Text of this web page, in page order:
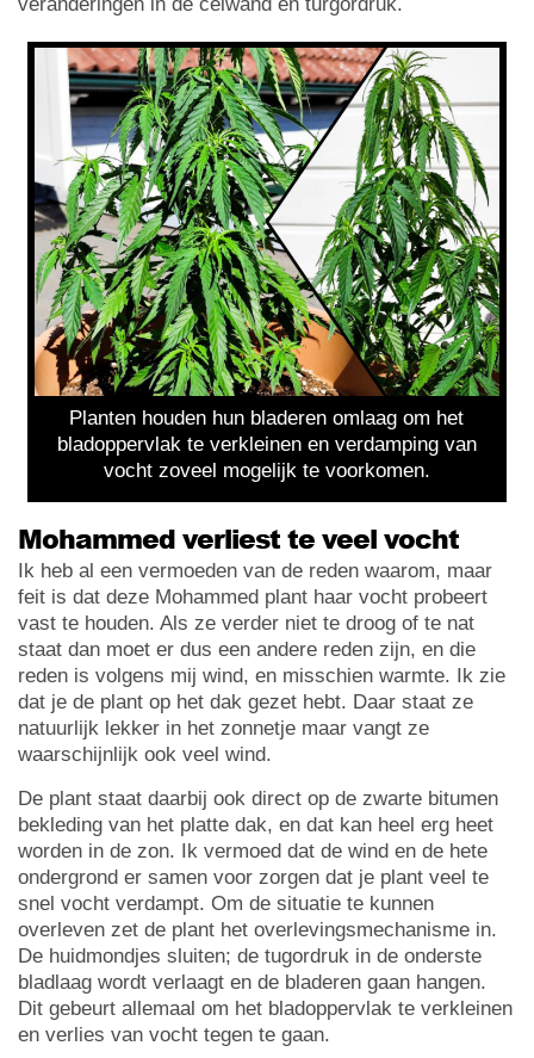
Planten houden hun bladeren omlaag om het
bladoppervlak te verkleinen en verdamping van
vocht zoveel mogelijk te voorkomen.
Mohammed verliest te veel vocht
Ik heb al een vermoeden van de reden waarom, maar
feit is dat deze Mohammed plant haar vocht probeert
vast te houden. Als ze verder niet te droog of te nat
staat dan moet er dus een andere reden zijn, en die
reden is volgens mij wind, en misschien warmte. Ik zie
dat je de plant op het dak gezet hebt. Daar staat ze
natuurlijk lekker in het zonnetje maar vangt ze
waarschijnlijk ook veel wind.
De plant staat daarbij ook direct op de zwarte bitumen
bekleding van het platte dak, en dat kan heel erg heet
worden in de zon. Ik vermoed dat de wind en de hete
ondergrond er samen voor zorgen dat je plant veel te
snel vocht verdampt. Om de situatie te kunnen
overleven zet de plant het overlevingsmechanisme in.
De huidmondjes sluiten; de tugordruk in de onderste
bladlaag wordt verlaagt en de bladeren gaan hangen.
Dit gebeurt allemaal om het bladoppervlak te verkleinen
en verlies van vocht tegen te gaan.